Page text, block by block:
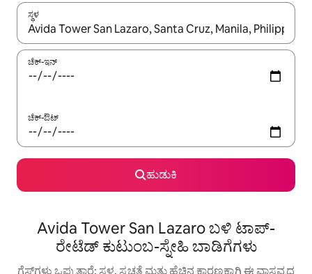
ಸ್ಥಳ
ಫಲಿತಾಂಶಗಳು ಲಭ್ಯವಿರುವಾಗ, ಅಪ್ ಮತ್ತು ಡೌನ್ ಬಾಣದ ಕೀಲಿಗಳೊಂದಿಗೆ
ಚೆಕ್-ಇನ್
ಚೆಕ್-ಔಟ್
ಹುಡುಕಿ
Avida Tower San Lazaro ಬಳಿ ಟಾಪ್-
ರೇಟೆಡ್ ಕುಟುಂಬ-ಸ್ನೇಹಿ ಬಾಡಿಗೆಗಳು
ಗೆಸ್ಟ್‌ಗಳು ಒಪ್ಪುತ್ತಾರೆ: ಸ್ಥಳ, ಸ್ವಚ್ಛತೆ ಮತ್ತು ಹೆಚ್ಚಿನ ಕಾರಣಕ್ಕಾಗಿ ಈ ವಾಸ್ತವ್ಯದ